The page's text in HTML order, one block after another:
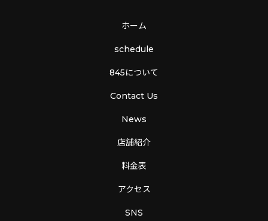
ホーム
schedule
845について
Contact Us
News
店舗紹介
料金表
アクセス
SNS